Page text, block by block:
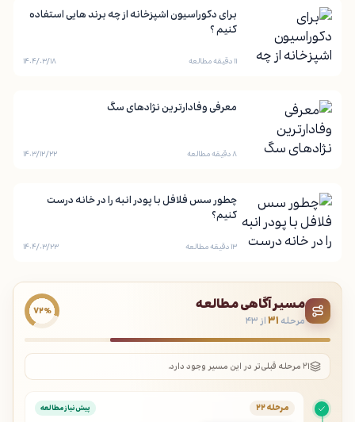
برای دکوراسیون اشپزخانه از چه برند هایی استفاده
کنیم ؟
۱۱ دقیقه مطالعه ۱۴۰۴/۰۳/۱۸
معرفی وفادارترین نژادهای سگ
۸ دقیقه مطالعه ۱۴۰۳/۱۲/۲۲
چطور سس فلافل با پودر انبه را در خانه درست
کنیم؟
۱۳ دقیقه مطالعه ۱۴۰۴/۰۳/۲۳
مسیر آگاهی مطالعه
مرحله ۳۱از ۴۳
۷۲٪
۲۱ مرحله قبلی‌تر در این مسیر وجود دارد.
مرحله ۲۲ پیش‌نیاز مطالعه